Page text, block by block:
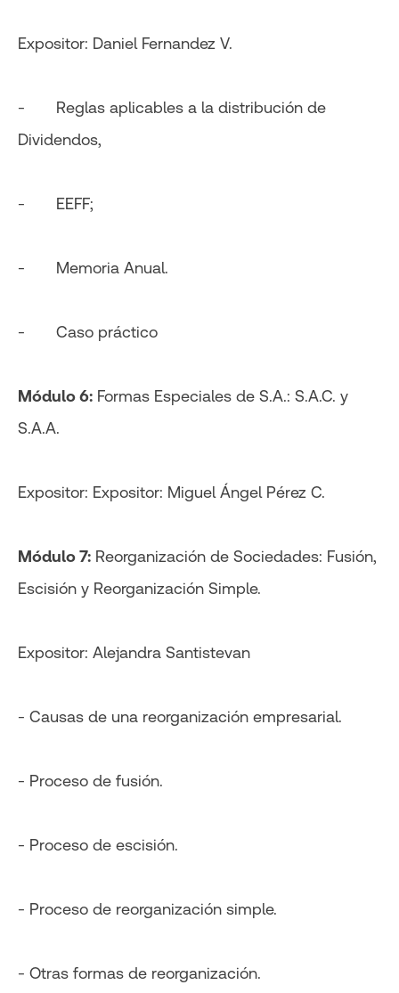
Expositor: Daniel Fernandez V.
- Reglas aplicables a la distribución de
Dividendos,
- EEFF;
- Memoria Anual.
- Caso práctico
Módulo 6: Formas Especiales de S.A.: S.A.C. y
S.A.A.
Expositor: Expositor: Miguel Ángel Pérez C.
Módulo 7: Reorganización de Sociedades: Fusión,
Escisión y Reorganización Simple.
Expositor: Alejandra Santistevan
- Causas de una reorganización empresarial.
- Proceso de fusión.
- Proceso de escisión.
- Proceso de reorganización simple.
- Otras formas de reorganización.